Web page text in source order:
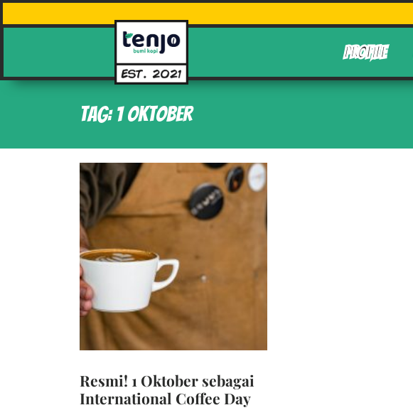
PROFILE
Tag: 1 oktober
Resmi! 1 Oktober sebagai
International Coffee Day